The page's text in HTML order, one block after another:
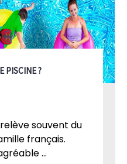
PISCINE ?
souvent du
français.
...